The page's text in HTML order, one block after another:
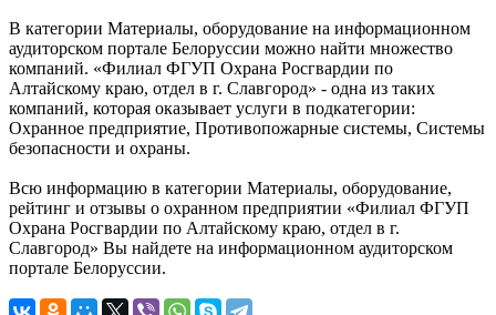
В категории Материалы, оборудование на информационном
аудиторском портале Белоруссии можно найти множество
компаний. «Филиал ФГУП Охрана Росгвардии по
Алтайскому краю, отдел в г. Славгород» - одна из таких
компаний, которая оказывает услуги в подкатегории:
Охранное предприятие, Противопожарные системы, Системы
безопасности и охраны.
Всю информацию в категории Материалы, оборудование,
рейтинг и отзывы о охранном предприятии «Филиал ФГУП
Охрана Росгвардии по Алтайскому краю, отдел в г.
Славгород» Вы найдете на информационном аудиторском
портале Белоруссии.